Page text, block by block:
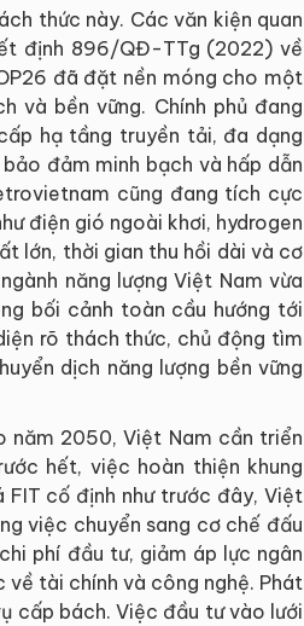
thức này. Các văn kiện quan
định 896/QĐ-TTg (2022) về
đã đặt nền móng cho một
và bền vững. Chính phủ đang
hạ tầng truyền tải, đa dạng
đảm minh bạch và hấp dẫn
cũng đang tích cực
điện gió ngoài khơi, hydrogen
lớn, thời gian thu hồi dài và cơ
năng lượng Việt Nam vừa
bối cảnh toàn cầu hướng tới
rõ thách thức, chủ động tìm
dịch năng lượng bền vững
năm 2050, Việt Nam cần triển
hết, việc hoàn thiện khung
FIT cố định như trước đây, Việt
việc chuyển sang cơ chế đấu
phí đầu tư, giảm áp lực ngân
về tài chính và công nghệ. Phát
cấp bách. Việc đầu tư vào lưới